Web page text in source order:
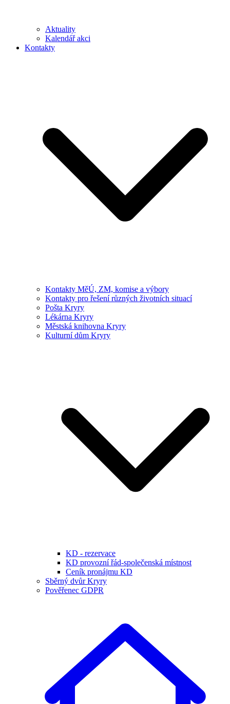
Aktuality
Kalendář akci
Kontakty
Kontakty MěÚ, ZM, komise a výbory
Kontakty pro řešení různých životních situací
Pošta Kryry
Lékárna Kryry
Městská knihovna Kryry
Kulturní dům Kryry
KD - rezervace
KD provozní řád-společenská místnost
Ceník pronájmu KD
Sběrný dvůr Kryry
Pověřenec GDPR